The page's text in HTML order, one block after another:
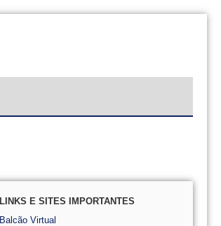
LINKS E SITES IMPORTANTES
Balcão Virtual